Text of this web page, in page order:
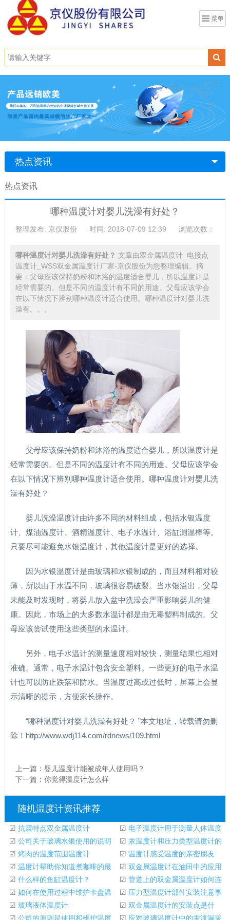
热点资讯
热点资讯
哪种温度计对婴儿洗澡有好处？
整理发布: 京仪股份 时间: 2018-07-09 12:39 浏览次数：
哪种温度计对婴儿洗澡有好处？ 文章由双金属温度计_电接点
温度计_WSS双金属温度计厂家-京仪股份为您整理编辑。摘
要：父母应该保持奶粉和沐浴的温度适合婴儿，所以温度计是
经常需要的。但是不同的温度计有不同的用途。父母应该学会
在以下情况下辨别哪种温度计适合使用。哪种温度计对婴儿洗
澡有。。。
父母应该保持奶粉和沐浴的温度适合婴儿，所以温度计是
经常需要的。但是不同的温度计有不同的用途。父母应该学会
在以下情况下辨别哪种温度计适合使用。哪种温度计对婴儿洗
澡有好处？
婴儿洗澡温度计由许多不同的材料组成，包括水银温度
计、煤油温度计、酒精温度计、电子水温计、浴缸测温棒等。
只要尽可能避免水银温度计，其他温度计是更好的选择。
因为水银温度计是由玻璃和水银制成的，而且材料相对较
薄，所以由于水温不同，玻璃很容易破裂。当水银溢出，父母
未能及时发现时，将婴儿放入盆中洗澡会严重影响婴儿的健
康。因此，市场上的大多数水温计都是由无毒塑料制成的。父
母应该尝试使用这些类型的水温计。
另外，电子水温计的测量速度相对较快，测量结果也相对
准确。通常，电子水温计包含安全塑料。一些更好的电子水温
计也可以防止跌落和防水。当温度过高或过低时，屏幕上会显
示清晰的提示，方便家长操作。
“哪种温度计对婴儿洗澡有好处？ ”本文地址，转载请勿删
除！http://www.wdj114.com/rdnews/109.html
上一篇： 婴儿温度计能被成年人使用吗？
下一篇： 你觉得温度计怎么样
随机温度计资讯推荐
☑ 抗震特点双金属温度计 ☑ 电子温度计用于测量人体温度
☑ 公司关于玻璃水银使用的说明
温度计
☑ 汞温度计和压力类型温度计的
校准
☑ 烤肉的温度范围温度计 ☑ 温度计感受温度的亲密朋友
☑ 温度计帮助你知道煮咖啡的最
佳温度。
☑ 双金属温度计在油田中的应用
☑ 什么样的鱼缸温度计？ ☑ 管道上的双金属温度计如何连
接？
☑ 如何在使用过程中维护卡盘温
度计
☑ 压力型温度计部件安装注意事
项
☑ 玻璃液体温度计 ☑ 双金属温度计的安装点是什
么？
☑ 公司的原则是使用和维护温度 ☑ 应对玻璃温度计中的汞泄漏采